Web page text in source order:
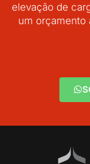
elevação de
um orçamento